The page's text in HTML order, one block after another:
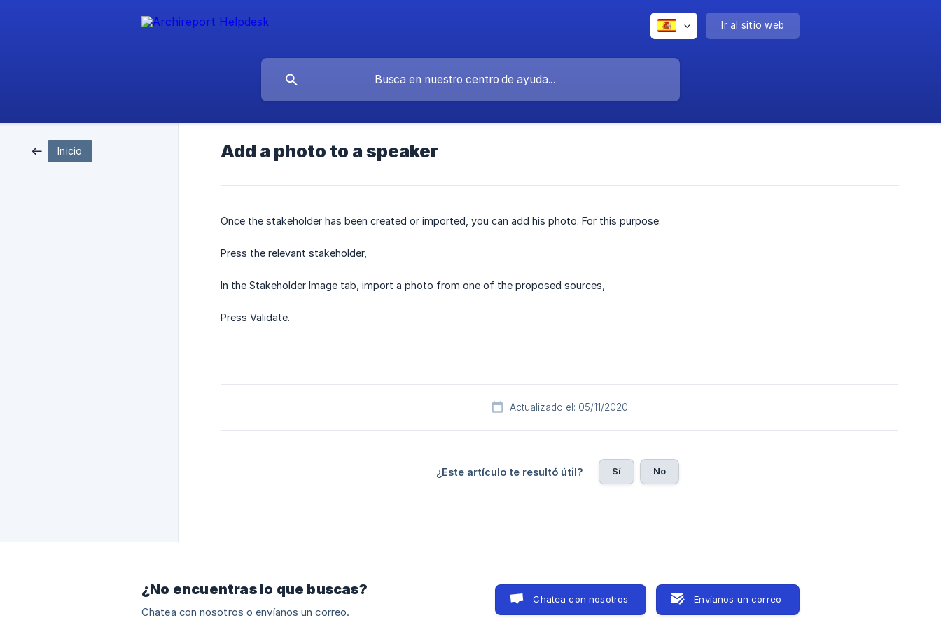
Ir al sitio web
Inicio Add a photo to a speaker
Once the stakeholder has been created or imported, you can add his photo. For this purpose:
Press the relevant stakeholder,
In the Stakeholder Image tab, import a photo from one of the proposed sources,
Press Validate.
Actualizado el: 05/11/2020
¿Este artículo te resultó útil? Sí No
¿No encuentras lo que buscas?
Chatea con nosotros o envíanos un correo.
Chatea con nosotros Envíanos un correo